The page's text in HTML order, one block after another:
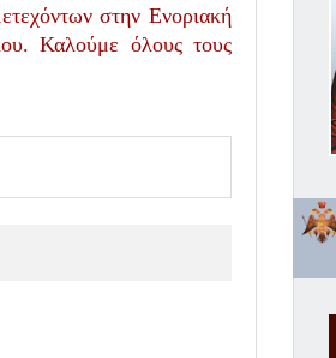
στην Ενοριακή
Καλούμε όλους τους